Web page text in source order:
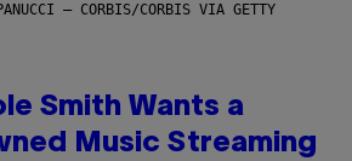
– CORBIS/CORBIS VIA GETTY
Smith Wants a
Music Streaming